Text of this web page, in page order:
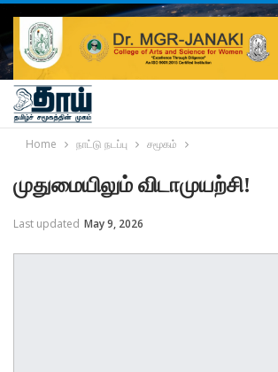
Home நாட்டு நடப்பு சமூகம்
முதுமையிலும் விடாமுயற்சி!
Last updated May 9, 2026